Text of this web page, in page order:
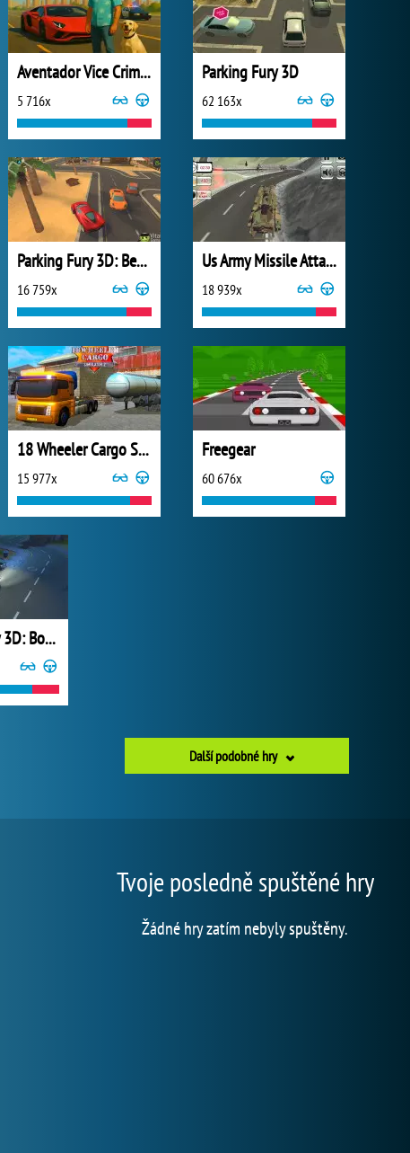
Aventador Vice Crime City
5 716x
Parking Fury 3D
62 163x
Parking Fury 3D: Beach City
16 759x
Us Army Missile Attack Army Truck Driving
18 939x
18 Wheeler Cargo Simulator 2
15 977x
Freegear
60 676x
Parking Fury 3D: Bounty Hunter
Další podobné hry
Tvoje posledně spuštěné hry
Žádné hry zatím nebyly spuštěny.